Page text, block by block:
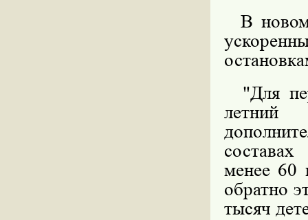
В новом
"Для
летний
менее 60
обратно
тысяч